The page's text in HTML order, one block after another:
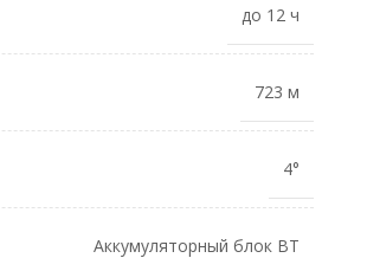
до 12 ч
723 м
4°
Аккумуляторный блок BT